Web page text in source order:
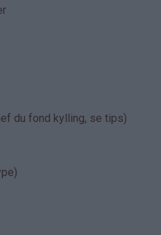
du fond kylling, se tips)